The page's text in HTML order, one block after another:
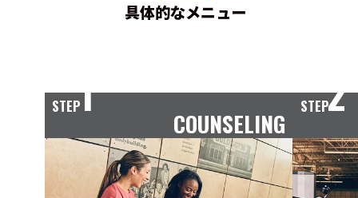
具体的なメニュー
STEP1
COUNSELING
STEP2